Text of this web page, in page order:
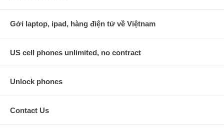
Gởi laptop, ipad, hàng điện tử về Việtnam
US cell phones unlimited, no contract
Unlock phones
Contact Us